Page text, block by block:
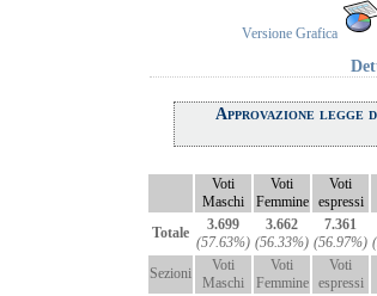
Versione Grafica
Approvazione legge
Voti
Maschi
Voti
Femmine
Voti
espressi
Totale
3.699
(57.63%)
3.662
(56.33%)
7.361
(56.97%)
Sezioni
Voti
Maschi
Voti
Femmine
Voti
espressi